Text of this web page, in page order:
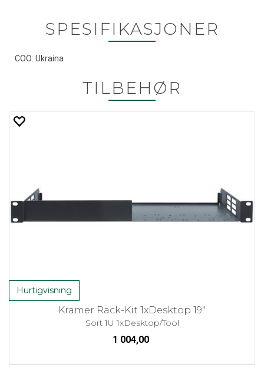
SPESIFIKASJONER
COO: Ukraina
TILBEHØR
Hurtigvisning
Kramer Rack-Kit 1xDesktop 19"
Sort 1U 1xDesktop/Tool
1 004,00